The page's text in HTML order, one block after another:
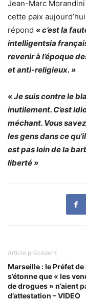
Jean-Marc
cette paix
répond « c’est la
intelligentsia
revenir à l’époque
et anti-religieux. »
« Je suis contre le
inutilement. C’est
méchant. Vous
les gens dans ce
est pas loin de la
liberté »
Article précédent
Marseille : le Préfet
s’étonne que « les
de drogues » n’aient
d’attestation – VIDEO